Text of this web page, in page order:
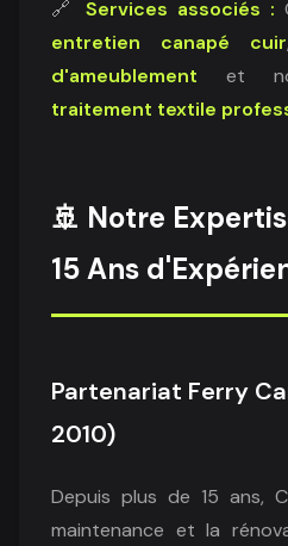
🔗 Services associés :
entretien canapé cuir
d'ameublement et
traitement textile
🚢 Notre
15 Ans
Partenariat Ferry
2010)
Depuis plus de 15 ans,
maintenance et la